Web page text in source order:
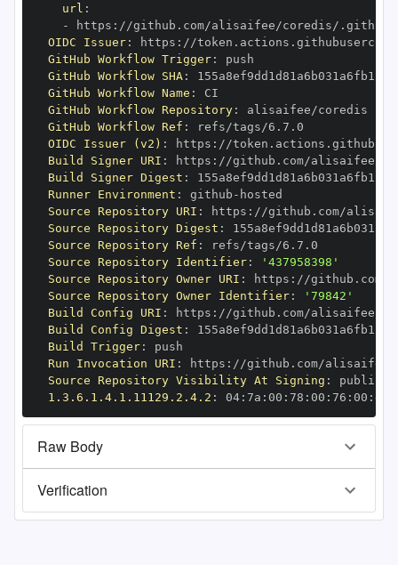
url :
-
https :
OIDC Issuer: https :
GitHub Workflow Trigger:
GitHub Workflow SHA:
GitHub Workflow Name :
GitHub Workflow Repository:
GitHub Workflow Ref :
OIDC Issuer (v2) : https :
Build Signer URI : https :
Build Signer Digest :
Runner Environment : github -
Source Repository URI : https :
Source Repository Digest :
Source Repository Ref :
Source Repository Identifier:
'437958398'
Source Repository Owner URI : https :
Source Repository Owner Identifier:
'79842'
Build Config URI : https :
Build Config Digest :
Build Trigger:
Run Invocation URI : https :
Source Repository Visibility At Signing :
1.3.6.1.4.1.11129.2.4.2 : 04: 7a : 00 : 78 : 00 : 76 : 00 : dd
Raw Body
Verification